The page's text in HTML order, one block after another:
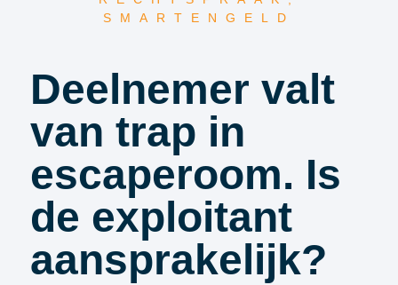
SMARTENGELD
Deelnemer valt
van trap in
escaperoom. Is
de exploitant
aansprakelijk?